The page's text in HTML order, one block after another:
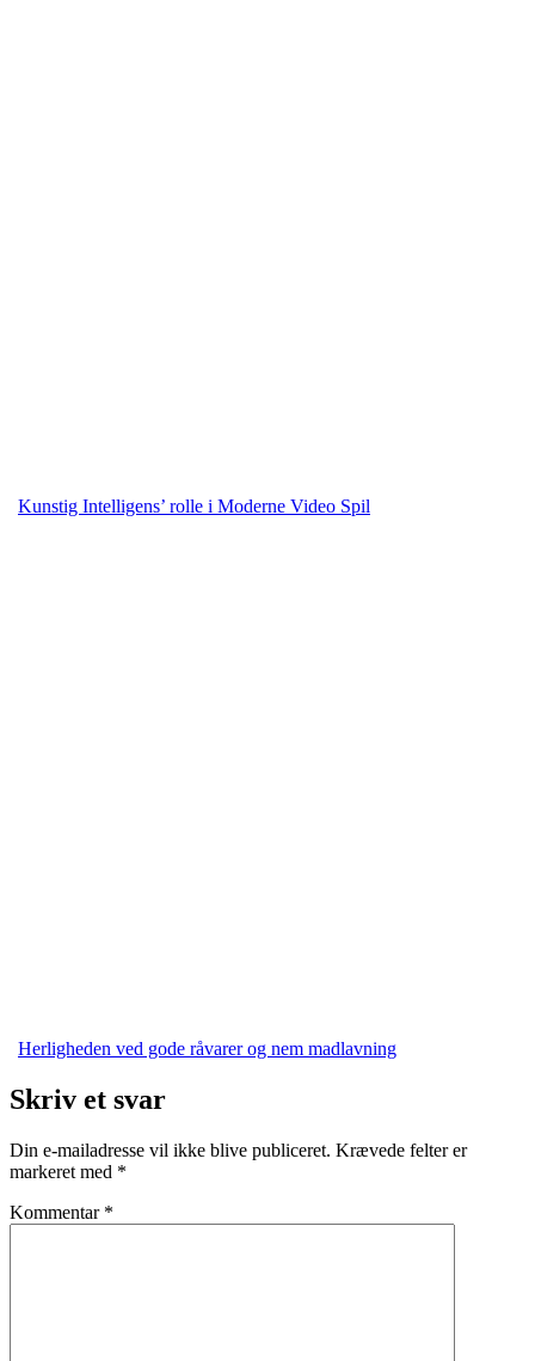
Kunstig Intelligens’ rolle i Moderne Video Spil
Herligheden ved gode råvarer og nem madlavning
Skriv et svar
Din e-mailadresse vil ikke blive publiceret. Krævede felter er
markeret med *
Kommentar *